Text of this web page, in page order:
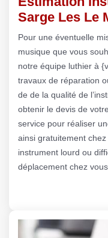
Sarge Les Le
Pour une éventuelle
musique que vous
notre équipe luthier à
travaux de réparation
de de la qualité de
obtenir le devis de
service pour réaliser
ainsi gratuitement chez
instrument lourd ou
déplacement chez